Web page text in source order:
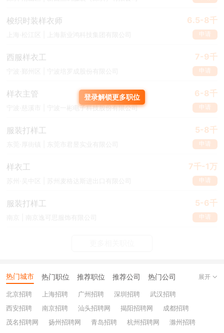
梭织时装样衣师 6.5-8千
申请
西服样衣工 7-9千
申请
样衣主管 6-8千
宁波·慈溪市 | 宁波一彬电子科技股份有限公司 申请
服装打样工 5-8千
申请
样衣工 7千-1万
申请
服装打样工 5-6千
申请
登录解锁更多职位
热门城市 热门职位 推荐职位 推荐公司 热门公司
北京招聘 上海招聘 广州招聘 深圳招聘
武汉招聘
西安招聘
南京招聘 汕头招聘网 揭阳招聘网
成都招聘
茂名招聘网
扬州招聘网 青岛招聘 杭州招聘网
滁州招聘
展开